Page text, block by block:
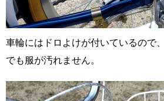
車輪にはドロよけが付いているので
でも服が汚れません。